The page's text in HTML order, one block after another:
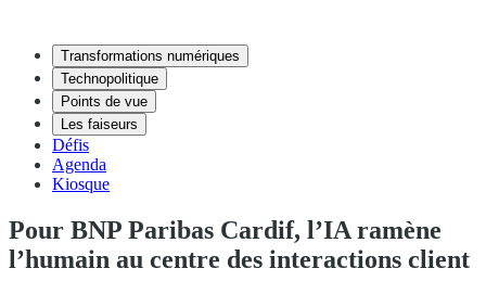
Transformations numériques
Technopolitique
Points de vue
Les faiseurs
Défis
Agenda
Kiosque
Pour BNP Paribas Cardif, l’IA ramène
l’humain au centre des interactions client